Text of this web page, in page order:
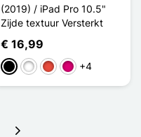
(2019) / iPad Pro 10.5"
Zijde textuur Versterkt
€ 16,99
ZwartWit RoodMagenta
+4